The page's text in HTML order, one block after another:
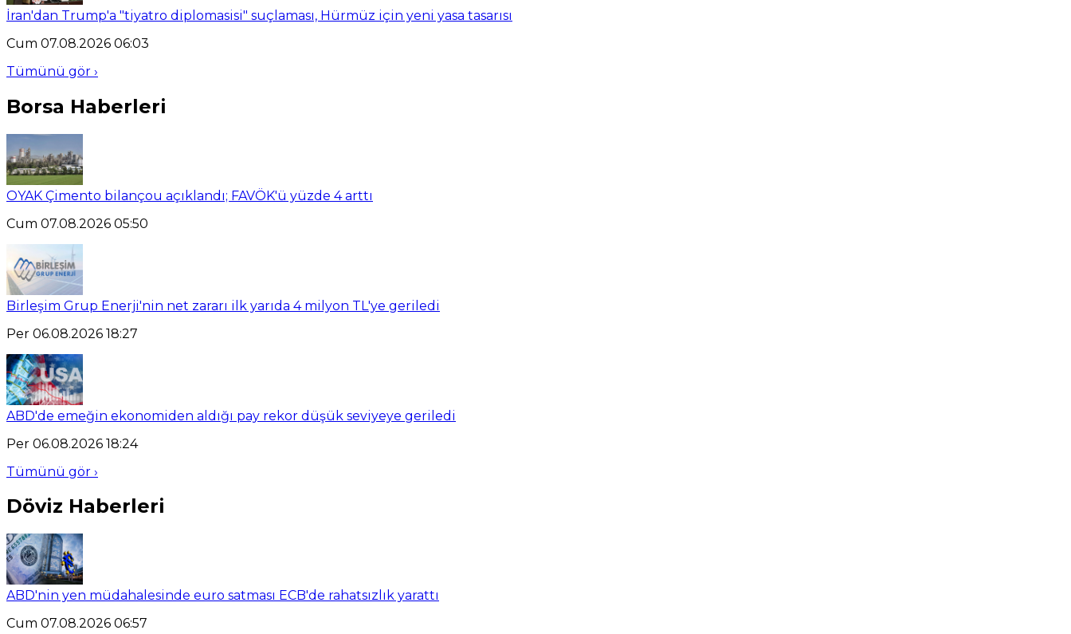
İran'dan Trump'a "tiyatro diplomasisi" suçlaması, Hürmüz için yeni yasa tasarısı
Cum 07.08.2026 06:03
Tümünü gör ›
Borsa Haberleri
OYAK Çimento bilançou açıklandı; FAVÖK'ü yüzde 4 arttı
Cum 07.08.2026 05:50
Birleşim Grup Enerji'nin net zararı ilk yarıda 4 milyon TL'ye geriledi
Per 06.08.2026 18:27
ABD'de emeğin ekonomiden aldığı pay rekor düşük seviyeye geriledi
Per 06.08.2026 18:24
Tümünü gör ›
Döviz Haberleri
ABD'nin yen müdahalesinde euro satması ECB'de rahatsızlık yarattı
Cum 07.08.2026 06:57